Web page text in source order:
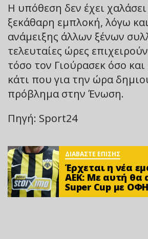
Η υπόθεση δεν έχει
ξεκάθαρη εμπλοκή, λόγω
ανάμειξης άλλων ξένων
τελευταίες ώρες
τόσο τον Γιούρασεκ όσο
κάτι που για την ώρα
πρόβλημα στην Ένωση.
Πηγή: Sport24
ΔΙΑΒΑΣΤΕ ΕΠΙΣΗΣ
Έρχεται η νέα
ΑΕΚ: Με αυτή θα
Super Cup με ΟΦΗ